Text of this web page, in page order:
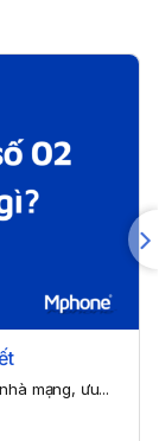
mạng, ưu...